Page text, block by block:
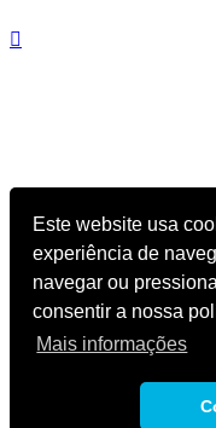
Este website usa
experiência de
navegar ou
consentir a nossa
Mais informações
